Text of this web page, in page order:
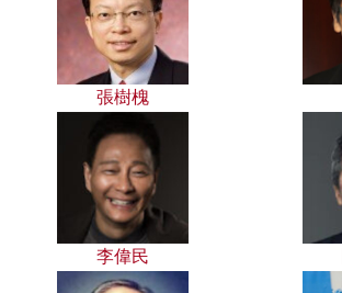
張樹槐
李偉民